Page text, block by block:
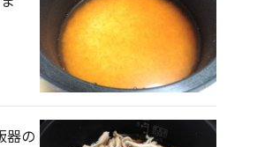
器の